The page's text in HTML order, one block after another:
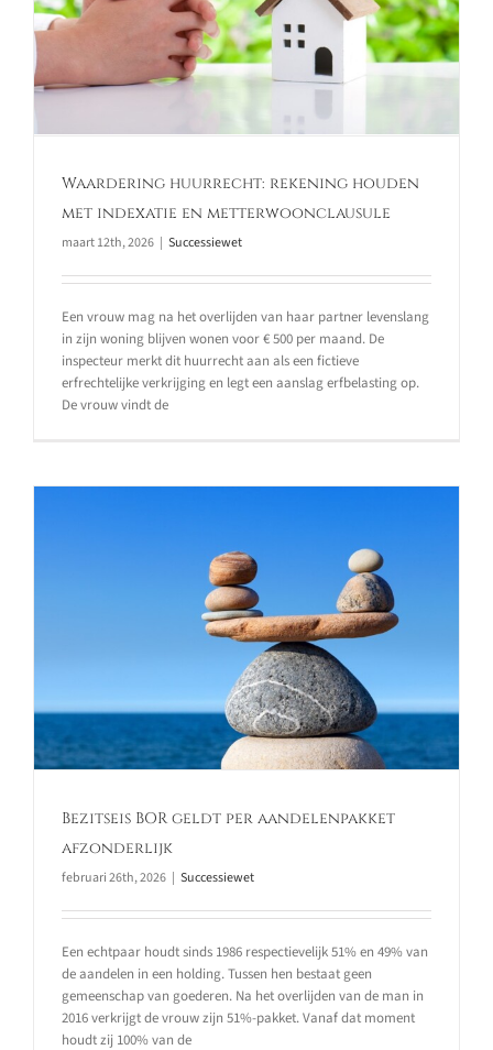
Waardering huurrecht: rekening houden
met indexatie en metterwoonclausule
maart 12th, 2026 | Successiewet
Een vrouw mag na het overlijden van haar partner levenslang
in zijn woning blijven wonen voor € 500 per maand. De
inspecteur merkt dit huurrecht aan als een fictieve
erfrechtelijke verkrijging en legt een aanslag erfbelasting op.
De vrouw vindt de
Bezitseis BOR geldt per aandelenpakket
afzonderlijk
februari 26th, 2026 | Successiewet
Een echtpaar houdt sinds 1986 respectievelijk 51% en 49% van
de aandelen in een holding. Tussen hen bestaat geen
gemeenschap van goederen. Na het overlijden van de man in
2016 verkrijgt de vrouw zijn 51%-pakket. Vanaf dat moment
houdt zij 100% van de